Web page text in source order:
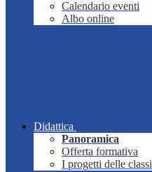
Calendario eventi
Albo online
Didattica
Panoramica
Offerta formativa
I progetti delle classi